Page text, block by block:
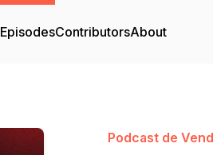
EpisodesContributorsAbout
Podcast de